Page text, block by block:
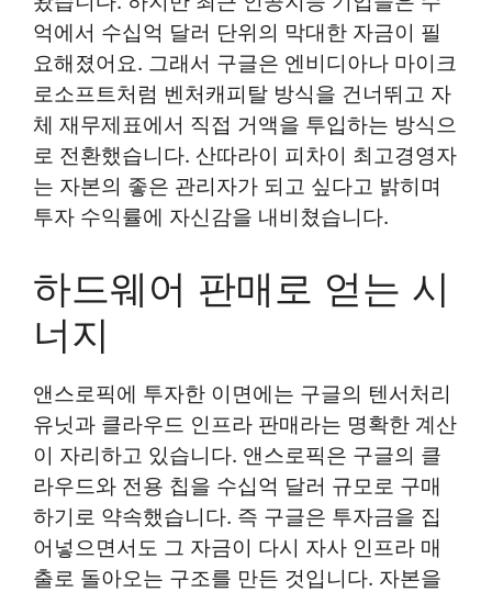
억에서 수십억 달러 단위의 막대한 자금이 필
요해졌어요. 그래서 구글은 엔비디아나 마이크
로소프트처럼 벤처캐피탈 방식을 건너뛰고 자
체 재무제표에서 직접 거액을 투입하는 방식으
로 전환했습니다. 산따라이 피차이 최고경영자
는 자본의 좋은 관리자가 되고 싶다고 밝히며
투자 수익률에 자신감을 내비쳤습니다.
하드웨어 판매로 얻는 시
너지
앤스로픽에 투자한 이면에는 구글의 텐서처리
유닛과 클라우드 인프라 판매라는 명확한 계산
이 자리하고 있습니다. 앤스로픽은 구글의 클
라우드와 전용 칩을 수십억 달러 규모로 구매
하기로 약속했습니다. 즉 구글은 투자금을 집
어넣으면서도 그 자금이 다시 자사 인프라 매
출로 돌아오는 구조를 만든 것입니다. 자본을